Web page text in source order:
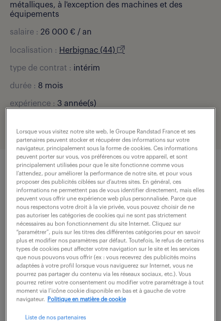
métalliques, à l'exception des machines et des
équipements
salaire : 26 000 € / an
localisation : Herbignac (44)
type de contrat : intérim
durée : 8 mois
expérience : 3 année(s)
description du poste
Sous la responsabilité du Responsable Qualité,
vous contrôlez le produit par rapport à sa
définition et détecter le produit non conforme et
vous validez le départ d'un produit vers l'extérieur.
Vos missions principales sont les suivantes :
Réaliser les différentes opérations de contrôle de
pièces aéronautiques ou moteurs de F1 : contrôle
Lorsque vous visitez notre site web, le Groupe Randstad France et ses
partenaires peuvent stocker et récupérer des informations sur votre
navigateur, principalement sous la forme de cookies. Ces informations
peuvent porter sur vous, vos préférences ou votre appareil, et sont
principalement utilisées pour que le site fonctionne comme vous
l’attendez, pour améliorer la performance de notre site, et pour vous
proposer des publicités ciblées sur d’autres sites. En général, ces
informations ne permettent pas de vous identifier directement, mais elles
peuvent vous offrir une expérience web plus personnalisée. Parce que
nous respectons votre droit à la vie privée, vous pouvez choisir de ne
pas autoriser les catégories de cookies qui ne sont pas strictement
nécessaires au bon fonctionnement du site Internet. Cliquez sur
“paramétrer”, puis sur les titres des différentes catégories pour en savoir
plus et modifier nos paramètres par défaut. Toutefois, le refus de certains
types de cookies peut affecter votre navigation sur le site et les services
que nous pouvons vous offrir (ex : vous recevrez des publicités moins
adaptées à votre profil lorsque vous naviguerez sur Internet, vous ne
pourrez pas partager du contenu via les réseaux sociaux, etc.). Vous
pourrez retirer votre consentement ou modifier votre paramétrage à tout
moment via l’icône cookie disponible en bas et à gauche de votre
navigateur.
Politique en matière de cookie
Liste de nos partenaires